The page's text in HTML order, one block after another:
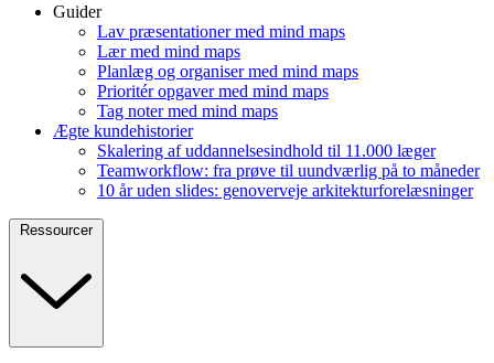
Guider
Lav præsentationer med mind maps
Lær med mind maps
Planlæg og organiser med mind maps
Prioritér opgaver med mind maps
Tag noter med mind maps
Ægte kundehistorier
Skalering af uddannelsesindhold til 11.000 læger
Teamworkflow: fra prøve til uundværlig på to måneder
10 år uden slides: genoverveje arkitekturforelæsninger
Ressourcer